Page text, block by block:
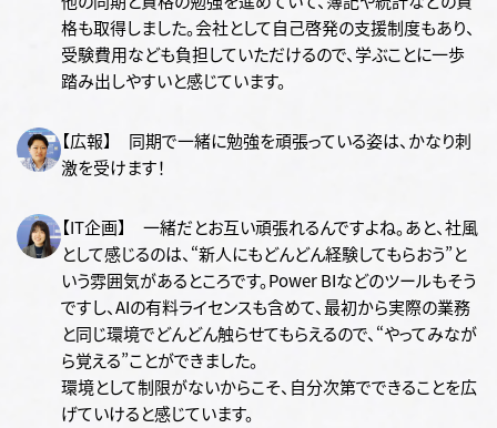
格も取得しました。会社として自己啓発の支援制度もあり、
受験費用なども負担していただけるので、学ぶことに一歩
踏み出しやすいと感じています。
【広報】 同期で一緒に勉強を頑張っている姿は、かなり刺
激を受けます！
【IT企画】 一緒だとお互い頑張れるんですよね。あと、社風
として感じるのは、“新人にもどんどん経験してもらおう”と
いう雰囲気があるところです。Power BIなどのツールもそう
ですし、AIの有料ライセンスも含めて、最初から実際の業務
と同じ環境でどんどん触らせてもらえるので、“やってみなが
ら覚える”ことができました。
環境として制限がないからこそ、自分次第でできることを広
げていけると感じています。